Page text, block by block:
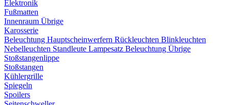
Elektronik
Fußmatten
Innenraum Übrige
Karosserie
Beleuchtung Hauptscheinwerfern Rückleuchten Blinkleuchten
Nebelleuchten Standleute Lampesatz Beleuchtung Übrige
Stoßstangenlippe
Stoßstangen
Kühlergrille
Spiegeln
Spoilers